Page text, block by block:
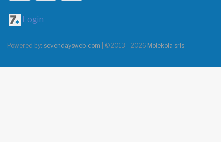
Login
Powered by: sevendaysweb.com | © 2013 - 2026 Molekola srls